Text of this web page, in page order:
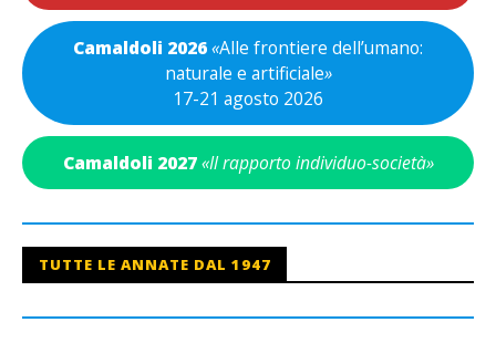
Camaldoli 2026«Alle frontiere dell’umano:
naturale e artificiale»
17-21 agosto 2026
Camaldoli 2027 «Il rapporto individuo-società»
TUTTE LE ANNATE DAL 1947